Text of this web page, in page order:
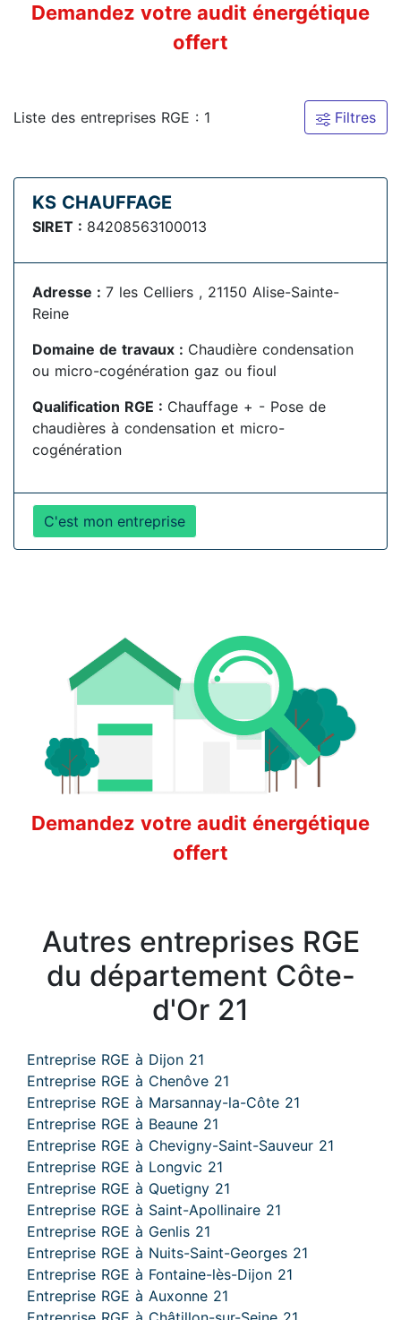
Demandez votre audit énergétique
offert
Liste des entreprises RGE : 1 Filtres
KS CHAUFFAGE
SIRET : 84208563100013
Adresse : 7 les Celliers , 21150 Alise-Sainte-
Reine
Domaine de travaux : Chaudière condensation
ou micro-cogénération gaz ou fioul
Qualification RGE : Chauffage + - Pose de
chaudières à condensation et micro-
cogénération
C'est mon entreprise
Demandez votre audit énergétique
offert
Autres entreprises RGE
du département Côte-
d'Or 21
Entreprise RGE à Dijon 21
Entreprise RGE à Chenôve 21
Entreprise RGE à Marsannay-la-Côte 21
Entreprise RGE à Beaune 21
Entreprise RGE à Chevigny-Saint-Sauveur 21
Entreprise RGE à Longvic 21
Entreprise RGE à Quetigny 21
Entreprise RGE à Saint-Apollinaire 21
Entreprise RGE à Genlis 21
Entreprise RGE à Nuits-Saint-Georges 21
Entreprise RGE à Fontaine-lès-Dijon 21
Entreprise RGE à Auxonne 21